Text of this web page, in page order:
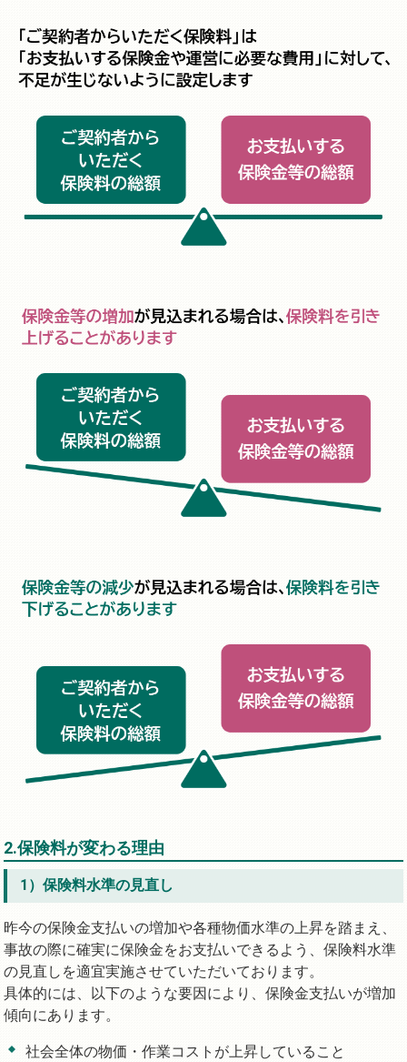
2.保険料が変わる理由
1）保険料水準の見直し
昨今の保険金支払いの増加や各種物価水準の上昇を踏まえ、
事故の際に確実に保険金をお支払いできるよう、保険料水準
の見直しを適宜実施させていただいております。
具体的には、以下のような要因により、保険金支払いが増加
傾向にあります。
社会全体の物価・作業コストが上昇していること